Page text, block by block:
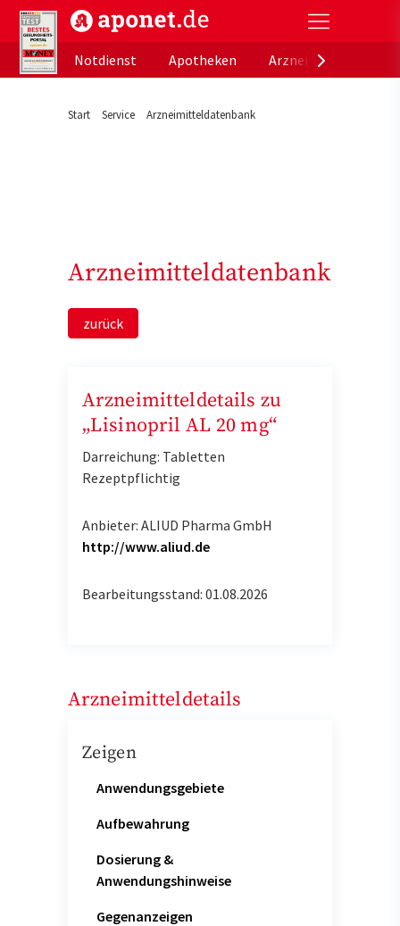
aponet.de - Das offizielle Gesundheitsportal der
Notdienst
Apotheken
Start Service Arzneimitteldatenbank
Arzneimitteldatenbank
zurück
Arzneimitteldetails zu
„Lisinopril AL 20 mg“
Darreichung: Tabletten
Rezeptpflichtig
Anbieter: ALIUD Pharma GmbH
http://www.aliud.de
Bearbeitungsstand: 01.08.2026
Arzneimitteldetails
Zeigen
Anwendungsgebiete
Aufbewahrung
Dosierung &
Anwendungshinweise
Gegenanzeigen